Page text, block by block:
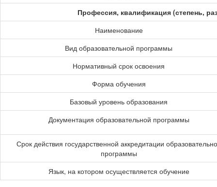
Профессия, квалификация (степень,
Наименование
Вид образовательной программы
Нормативный срок освоения
Форма обучения
Базовый уровень образования
Документация образовательной программы
Срок действия государственной аккредитации
программы
Язык, на котором осуществляется обучение